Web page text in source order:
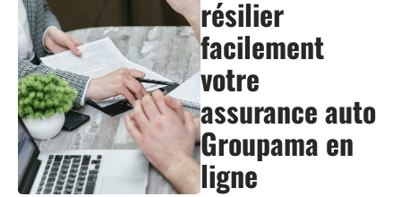
résilier
facilement
votre
assurance auto
Groupama en
ligne